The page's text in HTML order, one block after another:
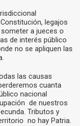
legajos
a jueces o
de interés público
no se apliquen las
las causas
cuanta
nacional
de nuestros
Tributos y
no hay Patria.